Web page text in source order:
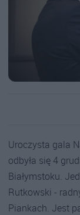
Uroczysta gala
odbyła się 4
Białymstoku.
Rutkowski -
Piankach. Jest